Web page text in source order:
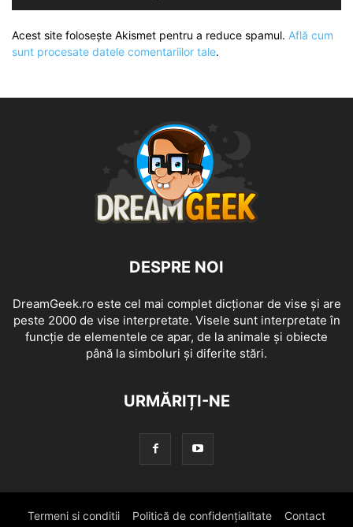
Acest site folosește Akismet pentru a reduce spamul. Află cum
sunt procesate datele comentariilor tale.
DESPRE NOI
DreamGeek.ro este cel mai complet dicționar de vise și are
peste 2000 de vise interpretate. Visele sunt interpretate în
funcție de elementele ce apar, de la animale și obiecte
până la simboluri și diferite stări.
URMĂRIȚI-NE
Termeni si conditii Politică de confidențialitate Contact